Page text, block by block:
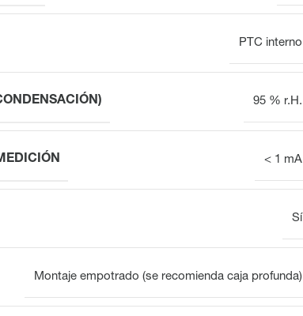
PTC interno
95 % r.H.
< 1 mA
Sí
Montaje empotrado (se recomienda caja profunda)